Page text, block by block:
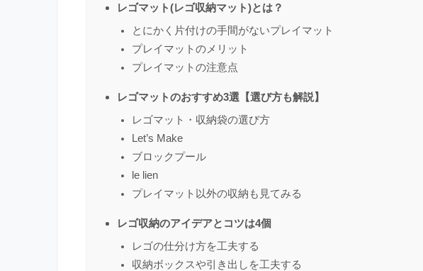
レゴマット(レゴ収納マット)とは？
とにかく片付けの手間がないプレイマット
プレイマットのメリット
プレイマットの注意点
レゴマットのおすすめ3選【選び方も解説】
レゴマット・収納袋の選び方
Let’s Make
ブロックプール
le lien
プレイマット以外の収納も見てみる
レゴ収納のアイデアとコツは4個
レゴの仕分け方を工夫する
収納ボックスや引き出しを工夫する